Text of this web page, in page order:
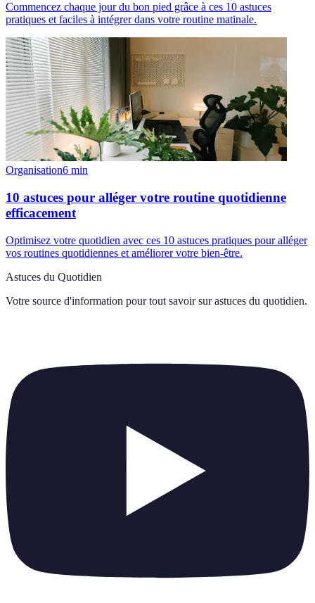
Commencez chaque jour du bon pied grâce à ces 10 astuces
pratiques et faciles à intégrer dans votre routine matinale.
Organisation6 min
10 astuces pour alléger votre routine quotidienne
efficacement
Optimisez votre quotidien avec ces 10 astuces pratiques pour alléger
vos routines quotidiennes et améliorer votre bien-être.
Astuces du Quotidien
Votre source d'information pour tout savoir sur astuces du quotidien.